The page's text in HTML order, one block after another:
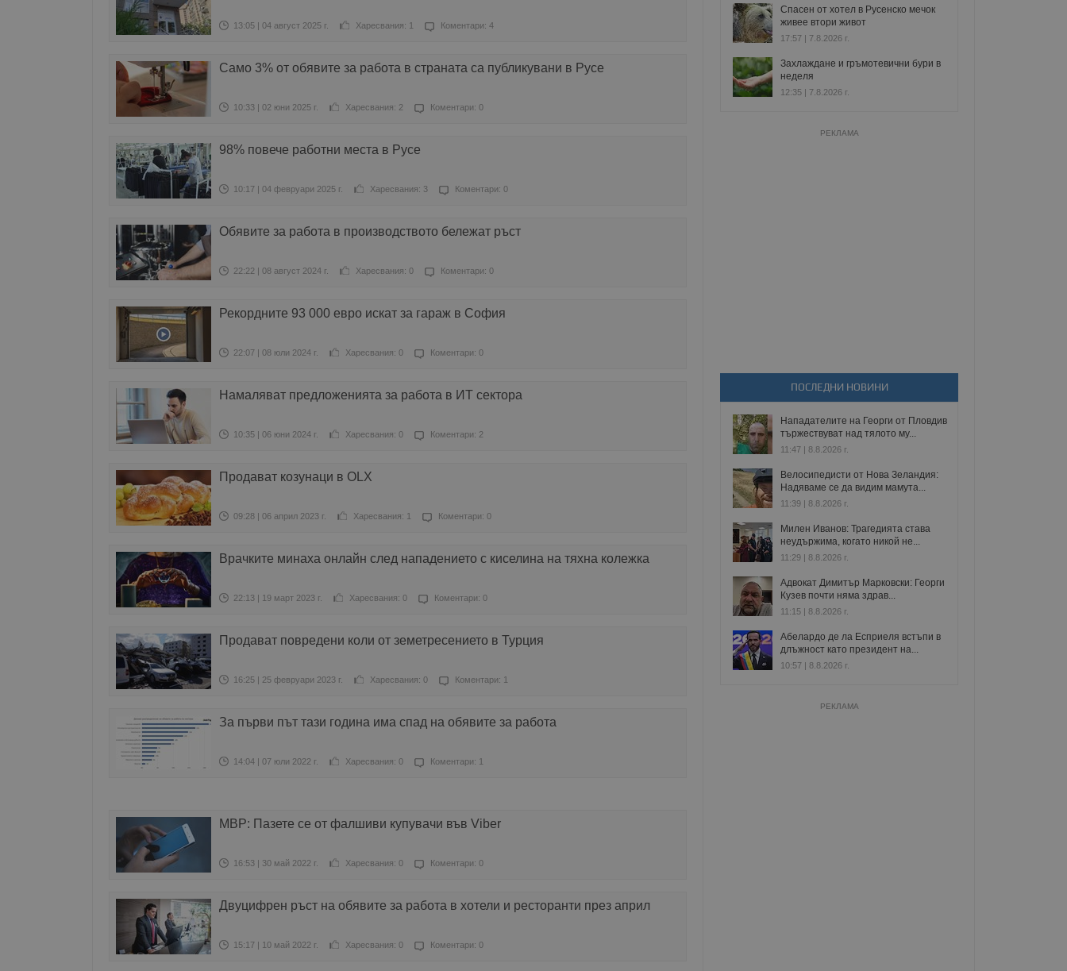
13:05 | 04 август 2025 г. Харесвания: 1 Коментари: 4
Само 3% от обявите за работа в страната са публикувани в Русе
10:33 | 02 юни 2025 г. Харесвания: 2 Коментари: 0
98% повече работни места в Русе
10:17 | 04 февруари 2025 г. Харесвания: 3 Коментари: 0
Обявите за работа в производството бележат ръст
22:22 | 08 август 2024 г. Харесвания: 0 Коментари: 0
Рекордните 93 000 евро искат за гараж в София
22:07 | 08 юли 2024 г. Харесвания: 0 Коментари: 0
Намаляват предложенията за работа в ИТ сектора
10:35 | 06 юни 2024 г. Харесвания: 0 Коментари: 2
Продават козунаци в OLX
09:28 | 06 април 2023 г. Харесвания: 1 Коментари: 0
Врачките минаха онлайн след нападението с киселина на тяхна колежка
22:13 | 19 март 2023 г. Харесвания: 0 Коментари: 0
Продават повредени коли от земетресението в Турция
16:25 | 25 февруари 2023 г. Харесвания: 0 Коментари: 1
За първи път тази година има спад на обявите за работа
14:04 | 07 юли 2022 г. Харесвания: 0 Коментари: 1
МВР: Пазете се от фалшиви купувачи във Viber
16:53 | 30 май 2022 г. Харесвания: 0 Коментари: 0
Двуцифрен ръст на обявите за работа в хотели и ресторанти през април
15:17 | 10 май 2022 г. Харесвания: 0 Коментари: 0
Спасен от хотел в Русенско мечок
живее втори живот
17:57 | 7.8.2026 г.
Захлаждане и гръмотевични бури в
неделя
12:35 | 7.8.2026 г.
РЕКЛАМА
ПОСЛЕДНИ НОВИНИ
Нападателите на Георги от Пловдив
тържествуват над тялото му...
11:47 | 8.8.2026 г.
Велосипедисти от Нова Зеландия:
Надяваме се да видим мамута...
11:39 | 8.8.2026 г.
Милен Иванов: Трагедията става
неудържима, когато никой не...
11:29 | 8.8.2026 г.
Адвокат Димитър Марковски: Георги
Кузев почти няма здрав...
11:15 | 8.8.2026 г.
Абелардо де ла Есприеля встъпи в
длъжност като президент на...
10:57 | 8.8.2026 г.
РЕКЛАМА